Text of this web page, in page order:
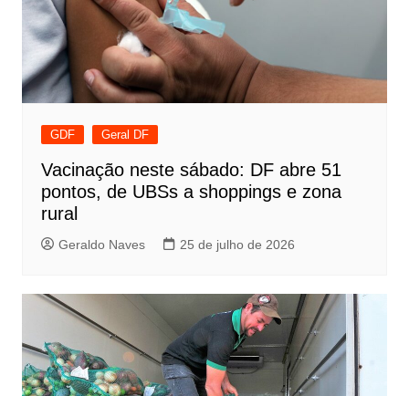
GDF Geral DF
Vacinação neste sábado: DF abre 51
pontos, de UBSs a shoppings e zona
rural
Geraldo Naves 25 de julho de 2026